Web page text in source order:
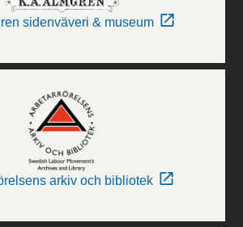
sidenväveri & museum
arkiv och bibliotek